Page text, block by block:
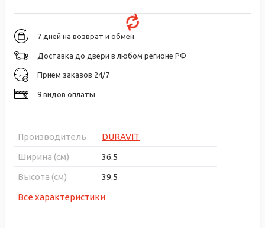
7 дней на возврат и обмен
Доставка до двери в любом регионе РФ
Прием заказов 24/7
9 видов оплаты
Производитель
DURAVIT
Ширина (см)
36.5
Высота (см)
39.5
Все характеристики